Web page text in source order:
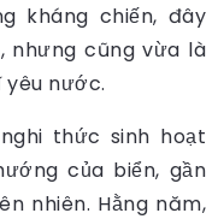
kháng chiến, đây
nhưng cũng vừa là
nước.
thức sinh hoạt
của biển, gần
nhiên. Hằng năm,